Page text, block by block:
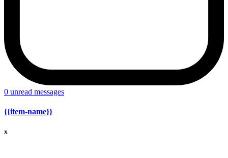
0 unread messages
{{item-name}}
x